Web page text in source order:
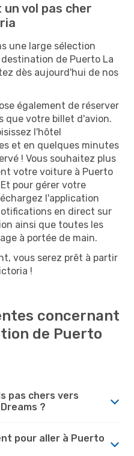
vol pas cher
une large sélection
de Puerto La
dès aujourd'hui de nos
également de réserver
que votre billet d'avion.
l'hôtel
et en quelques minutes
! Vous souhaitez plus
votre voiture à Puerto
pour gérer votre
l'application
en direct sur
ainsi que toutes les
à portée de main.
vous serez prêt à partir
!
concernant
de Puerto
pas chers vers
?
pour aller à Puerto